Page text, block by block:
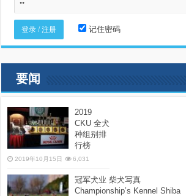
记住密码
要闻
2019
CKU 全犬
种组别排
行榜
2019年10月15日 6,031
冠军犬业 柴犬写真
Championship’s Kennel Shiba